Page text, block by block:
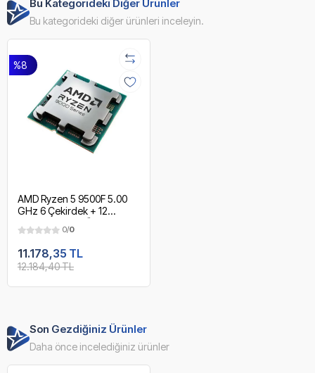
Bu Kategorideki Diğer Ürünler
Bu kategorideki diğer ürünleri inceleyin.
%8
AMD Ryzen 5 9500F 5.00
GHz 6 Çekirdek + 12
4nm AM5 İşlemci
0/0
11.178,35 TL
12.184,40 TL
Son Gezdiğiniz Ürünler
Daha önce incelediğiniz ürünler